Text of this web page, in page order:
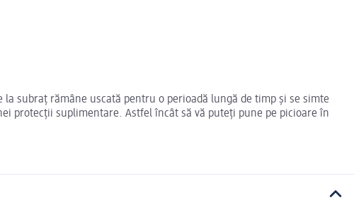
subraț rămâne uscată pentru o perioadă lungă de timp și se simte
protecții suplimentare. Astfel încât să vă puteți pune pe picioare în